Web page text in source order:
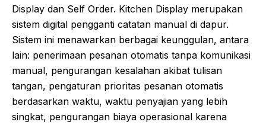
Display dan Self Order. Kitchen Display merupakan
sistem digital pengganti catatan manual di dapur.
Sistem ini menawarkan berbagai keunggulan, antara
lain: penerimaan pesanan otomatis tanpa komunikasi
manual, pengurangan kesalahan akibat tulisan
tangan, pengaturan prioritas pesanan otomatis
berdasarkan waktu, waktu penyajian yang lebih
singkat, pengurangan biaya operasional karena